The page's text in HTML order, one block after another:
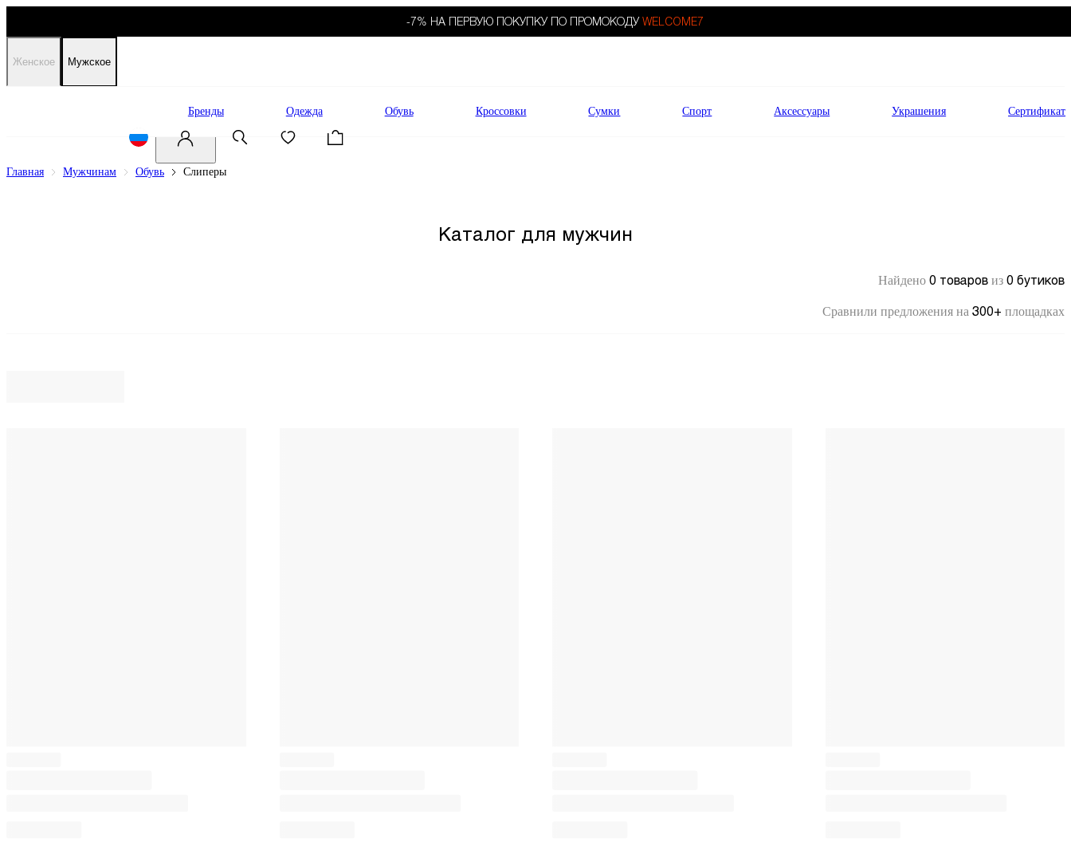
-7% НА ПЕРВУЮ ПОКУПКУ ПО ПРОМОКОДУ WELCOME7
Женское Мужское
Бренды Одежда Обувь Кроссовки Сумки Спорт Аксессуары Украшения Сертификат
Главная Мужчинам Обувь Слиперы
Каталог для мужчин
Найдено 0 товаров из 0 бутиков
Сравнили предложения на 300+ площадках